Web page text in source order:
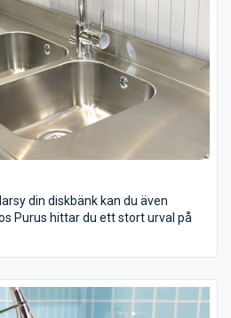
din diskbänk kan du även
Purus hittar du ett stort urval på